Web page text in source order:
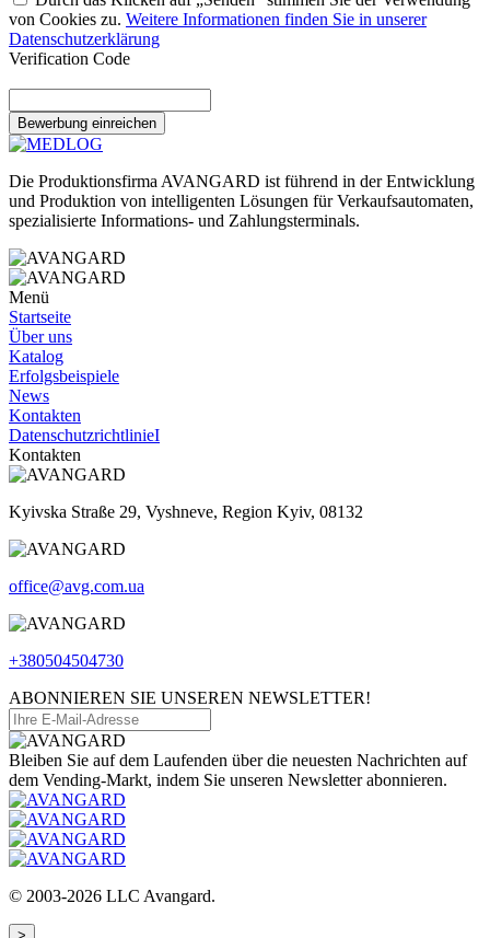
von Cookies zu. Weitere Informationen finden Sie in unserer
Datenschutzerklärung
Verification Code
Bewerbung einreichen
Die Produktionsfirma AVANGARD ist führend in der Entwicklung
und Produktion von intelligenten Lösungen für Verkaufsautomaten,
spezialisierte Informations- und Zahlungsterminals.
Menü
Startseite
Über uns
Katalog
Erfolgsbeispiele
News
Kontakten
DatenschutzrichtlinieІ
Kontakten
Kyivska Straße 29, Vyshneve, Region Kyiv, 08132
office@avg.com.ua
+380504504730
ABONNIEREN SIE UNSEREN NEWSLETTER!
Bleiben Sie auf dem Laufenden über die neuesten Nachrichten auf
dem Vending-Markt, indem Sie unseren Newsletter abonnieren.
© 2003-2026 LLC Avangard.